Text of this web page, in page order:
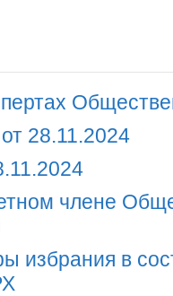
28.11.2024
члене
избрания в